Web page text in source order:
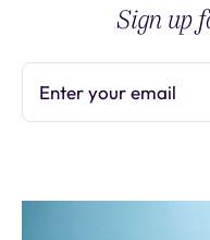
Sign up
Enter your email